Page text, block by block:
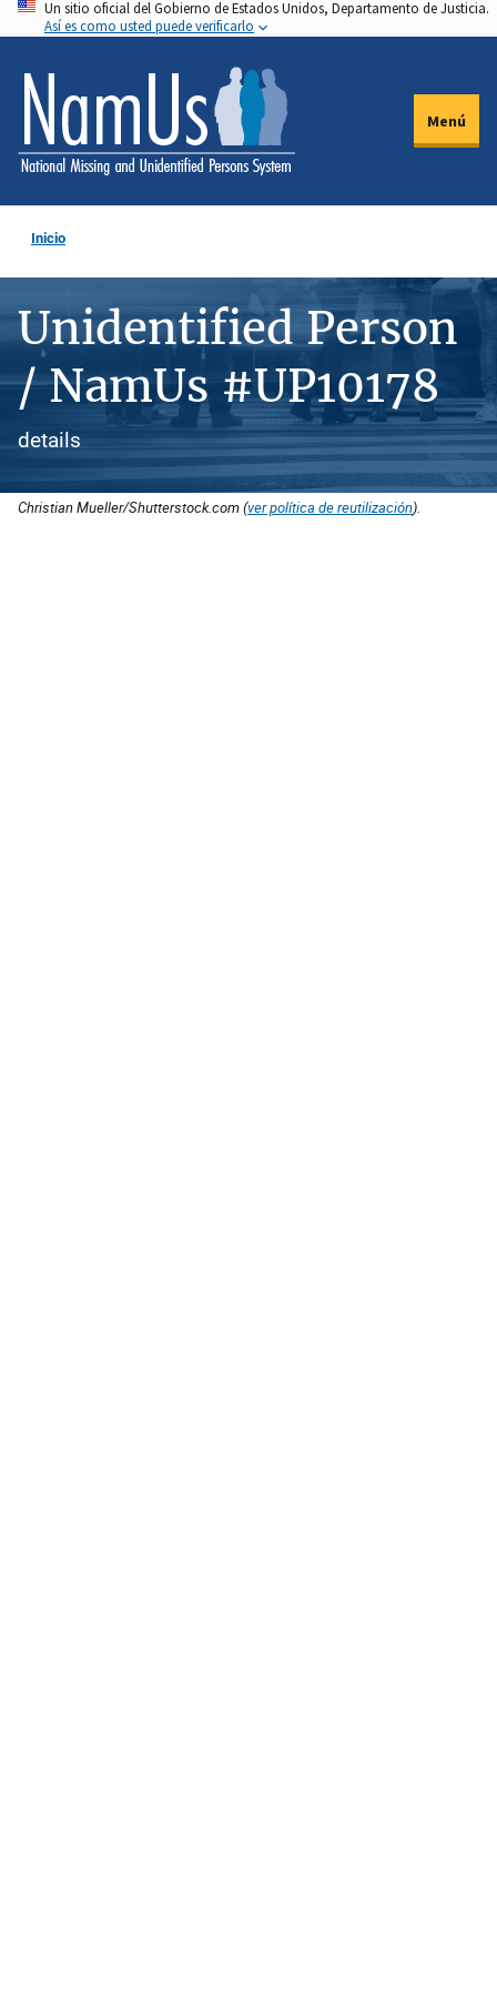
Pasar
al
contenido
principal
Un sitio oficial del Gobierno de Estados Unidos, Departamento de Justicia.
Así es como usted puede verificarlo
Menú
Inicio
Unidentified Person
/ NamUs #UP10178
details
Christian Mueller/Shutterstock.com (ver política de reutilización).